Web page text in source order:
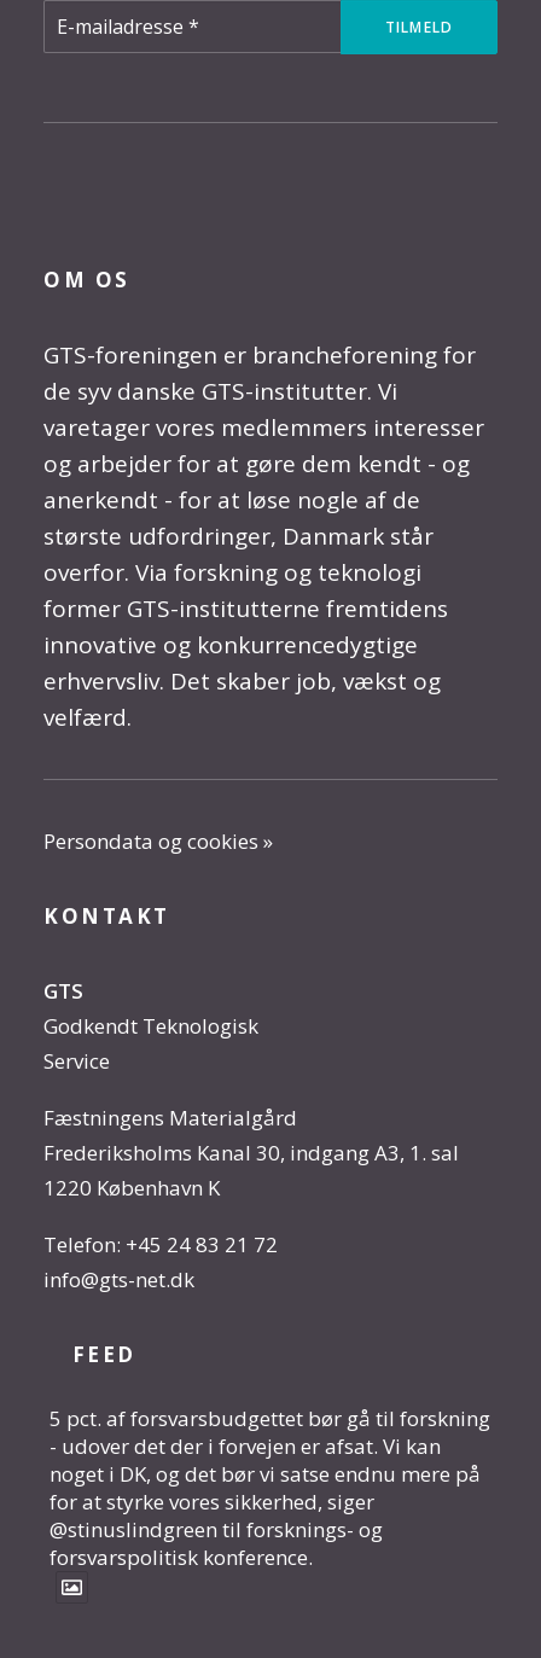
OM OS
GTS-foreningen er brancheforening for
de syv danske GTS-institutter. Vi
varetager vores medlemmers interesser
og arbejder for at gøre dem kendt - og
anerkendt - for at løse nogle af de
største udfordringer, Danmark står
overfor. Via forskning og teknologi
former GTS-institutterne fremtidens
innovative og konkurrencedygtige
erhvervsliv. Det skaber job, vækst og
velfærd.
Persondata og cookies »
KONTAKT
GTS
Godkendt Teknologisk
Service
Fæstningens Materialgård
Frederiksholms Kanal 30, indgang A3, 1. sal
1220 København K
Telefon: +45 24 83 21 72
info@gts-net.dk
FEED
5 pct. af forsvarsbudgettet bør gå til forskning
- udover det der i forvejen er afsat. Vi kan
noget i DK, og det bør vi satse endnu mere på
for at styrke vores sikkerhed, siger
@stinuslindgreen til forsknings- og
forsvarspolitisk konference.